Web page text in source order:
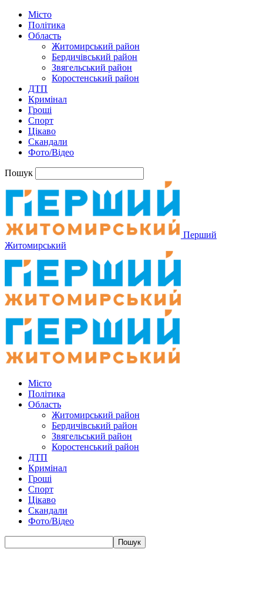
Місто
Політика
Область
Житомирський район
Бердичівський район
Звягельський район
Коростенський район
ДТП
Кримінал
Гроші
Спорт
Цікаво
Скандали
Фото/Відео
Пошук
Перший
Житомирський
Місто
Політика
Область
Житомирський район
Бердичівський район
Звягельський район
Коростенський район
ДТП
Кримінал
Гроші
Спорт
Цікаво
Скандали
Фото/Відео